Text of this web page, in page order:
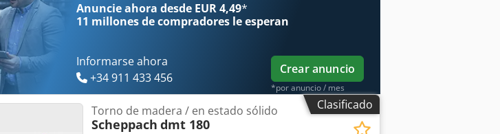
Anuncie ahora desde EUR 4,49*
11 millones de compradores le esperan
Informarse ahora
+34 911 433 456
Crear anuncio
*por anuncio / mes
Clasificado
Torno de madera / en estado sólido
Scheppach dmt 180